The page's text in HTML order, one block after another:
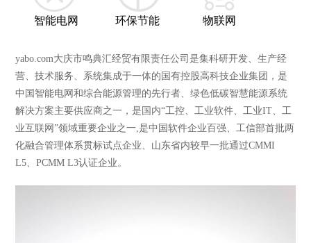
智能电网 环保节能 物联网
yabo.com大庆市鸣典汇经贸有限责任公司是集科研开发、生产经
营、技术服务、系统集成于一体的国有控股高科技企业集团，是
中国智能电网和综合能源管理的先行者、绿色低碳智慧能源系统
解决方案主要供应商之一，是国内“工控、工业软件、工业IT、工
业互联网”领域重要企业之一,是中国软件企业百强、工信部首批两
化融合管理体系贯标试点企业、山东省内较早一批通过CMMI
L5、PCMM L3认证企业。